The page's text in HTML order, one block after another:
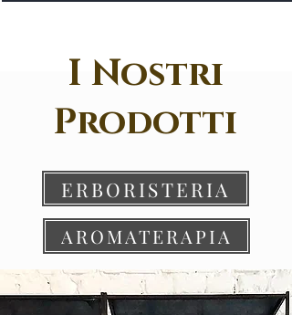
I Nostri
Prodotti
ERBORISTERIA
AROMATERAPIA